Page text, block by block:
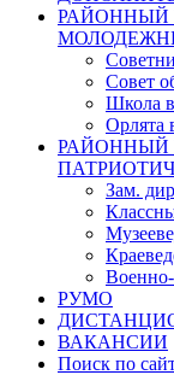
РАЙОННЫЙ
Совет
Школа
Орлята
РАЙОННЫЙ
Зам.
РУМО
ВАКАНСИИ
Поиск по